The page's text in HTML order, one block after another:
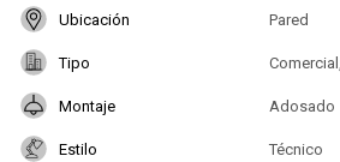
Ubicación Pared
Tipo
Montaje Adosado
Estilo Técnico